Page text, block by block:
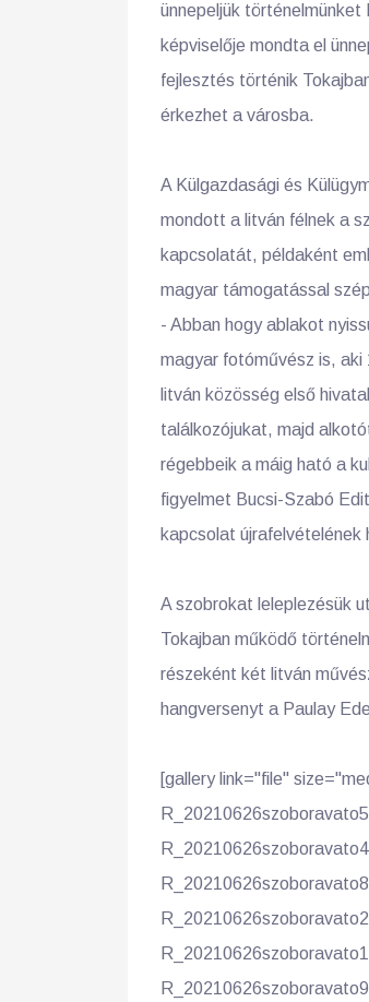
ünnepeljük
képviselője mondta el
fejlesztés történik
érkezhet a városba.
A Külgazdasági és
mondott a litván félnek a
kapcsolatát, példaként
magyar támogatással
- Abban hogy ablakot
magyar fotóművész is,
litván közösség első
találkozójukat, majd
régebbeik a máig ható a
figyelmet Bucsi-Szabó
kapcsolat újrafelvételének
A szobrokat leleplezésük
Tokajban működő
részeként két litván
hangversenyt a Paulay
[gallery link="file"